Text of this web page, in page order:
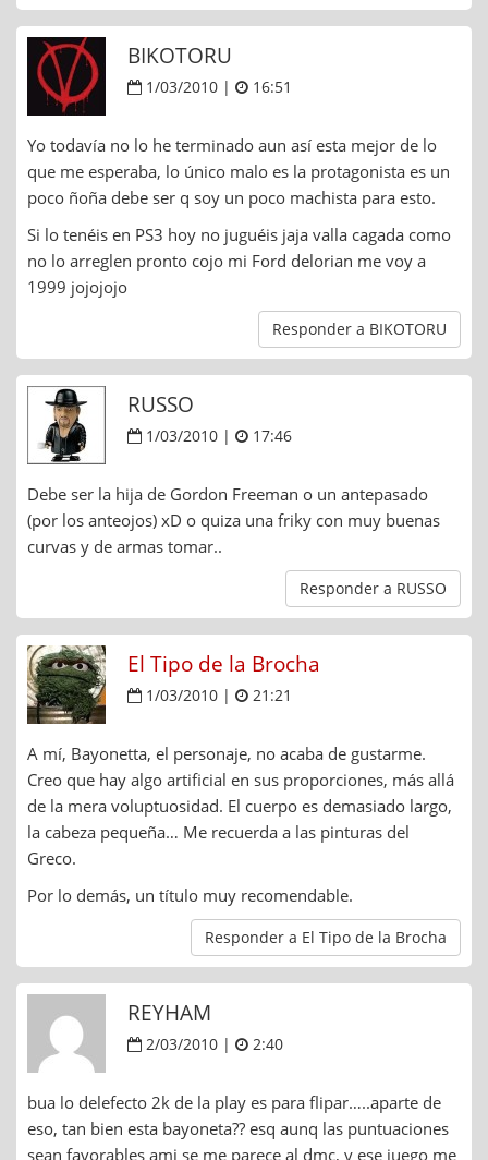
BIKOTORU
1/03/2010 | 16:51
Yo todavía no lo he terminado aun así esta mejor de lo
que me esperaba, lo único malo es la protagonista es un
poco ñoña debe ser q soy un poco machista para esto.
Si lo tenéis en PS3 hoy no juguéis jaja valla cagada como
no lo arreglen pronto cojo mi Ford delorian me voy a
1999 jojojojo
Responder a BIKOTORU
RUSSO
1/03/2010 | 17:46
Debe ser la hija de Gordon Freeman o un antepasado
(por los anteojos) xD o quiza una friky con muy buenas
curvas y de armas tomar..
Responder a RUSSO
El Tipo de la Brocha
1/03/2010 | 21:21
A mí, Bayonetta, el personaje, no acaba de gustarme.
Creo que hay algo artificial en sus proporciones, más allá
de la mera voluptuosidad. El cuerpo es demasiado largo,
la cabeza pequeña… Me recuerda a las pinturas del
Greco.
Por lo demás, un título muy recomendable.
Responder a El Tipo de la Brocha
REYHAM
2/03/2010 | 2:40
bua lo delefecto 2k de la play es para flipar…..aparte de
eso, tan bien esta bayoneta?? esq aunq las puntuaciones
sean favorables ami se me parece al dmc, y ese juego me